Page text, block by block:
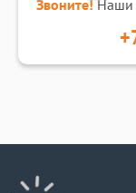
Звоните! Наши